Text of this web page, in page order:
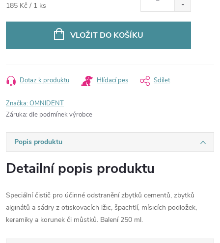
Měrná
185 Kč / 1 ks
VLOŽIT DO KOŠÍKU
Dotaz k produktu Hlídací pes Sdílet
Značka:OMNIDENT
Záruka: dle podmínek výrobce
Popis produktu
Detailní popis produktu
Speciální čistič pro účinné odstranění zbytků cementů, zbytků
alginátů a sádry z otiskovacích lžic, špachtlí, mísicích podložek,
keramiky a korunek či můstků. Balení 250 ml.